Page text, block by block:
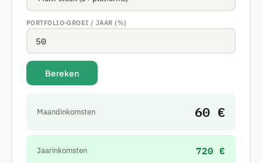
PORTFOLIO-GROEI / JAAR (%)
Bereken
Maandinkomsten 60 €
Jaarinkomsten 720 €